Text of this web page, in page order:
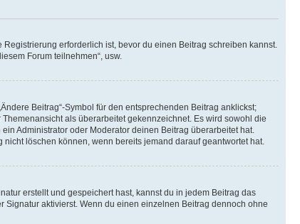
erforderlich ist, bevor du einen Beitrag schreiben kannst.
Forum teilnehmen“, usw.
Beitrag“-Symbol für den entsprechenden Beitrag anklickst;
als überarbeitet gekennzeichnet. Es wird sowohl die
Administrator oder Moderator deinen Beitrag überarbeitet hat.
löschen können, wenn bereits jemand darauf geantwortet hat.
erstellt und gespeichert hast, kannst du in jedem Beitrag das
aktivierst. Wenn du einen einzelnen Beitrag dennoch ohne